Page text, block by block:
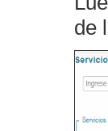
de